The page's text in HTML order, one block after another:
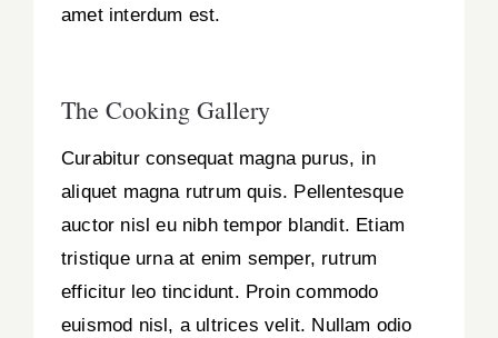
amet interdum est.
The Cooking Gallery
Curabitur consequat magna purus, in
aliquet magna rutrum quis. Pellentesque
auctor nisl eu nibh tempor blandit. Etiam
tristique urna at enim semper, rutrum
efficitur leo tincidunt. Proin commodo
euismod nisl, a ultrices velit. Nullam odio